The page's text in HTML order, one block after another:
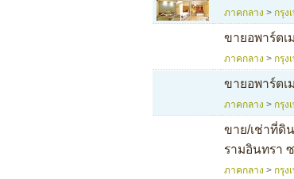
ภาคกลาง > กรุง
ขายอพาร์ตเ
ภาคกลาง > กรุง
ขายอพาร์ตเ
ภาคกลาง > กรุง
ขาย/เช่าที่ดิ
รามอินทรา
ภาคกลาง > กรุง